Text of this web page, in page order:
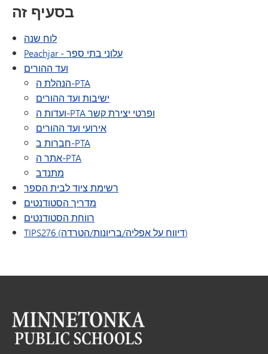
בסעיף זה
לוח שנה
Peachjar - עלוני בתי ספר
ועד ההורים
הנהלת ה-PTA
ישיבות ועד ההורים
ועדות ה-PTA ופרטי יצירת קשר
אירועי ועד ההורים
חברות ב-PTA
אתר ה-PTA
מתנדב
רשימת ציוד לבית הספר
מדריך הסטודנטים
רווחת הסטודנטים
TIPS276 (דיווח על אפליה/בריונות/הטרדה)